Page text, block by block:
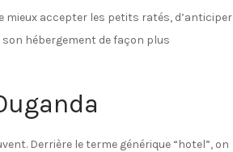
mieux accepter les petits ratés, d’anticiper
son hébergement de façon plus
Derrière le terme générique “hotel”, on